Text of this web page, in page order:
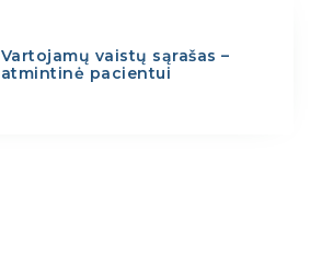
Vartojamų vaistų sąrašas –
atmintinė pacientui